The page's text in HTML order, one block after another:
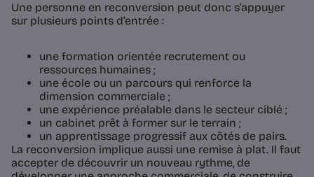
Une personne en reconversion peut donc s’appuyer
sur plusieurs points d’entrée :
une formation orientée recrutement ou
ressources humaines ;
une école ou un parcours qui renforce la
dimension commerciale ;
une expérience préalable dans le secteur ciblé ;
un cabinet prêt à former sur le terrain ;
un apprentissage progressif aux côtés de pairs.
La reconversion implique aussi une remise à plat. Il faut
accepter de découvrir un nouveau rythme, de